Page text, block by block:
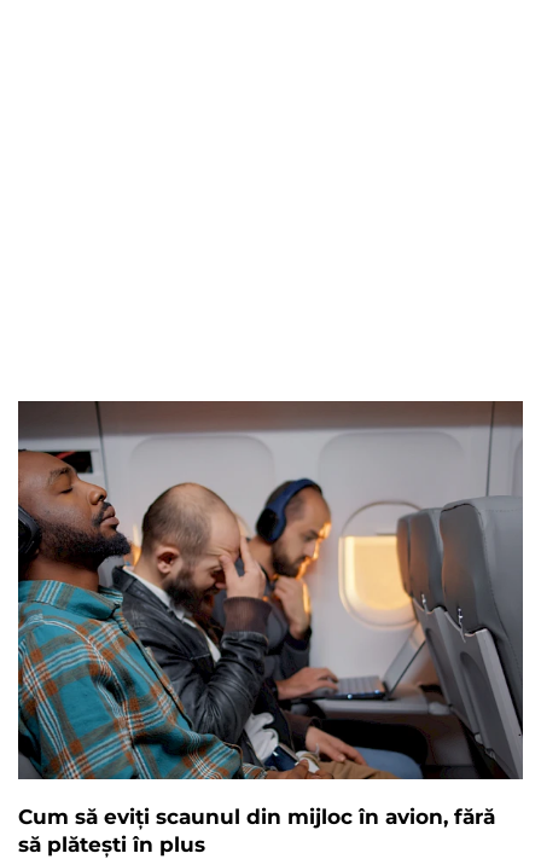
Cum să eviți scaunul din mijloc în avion, fără
să plătești în plus